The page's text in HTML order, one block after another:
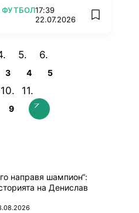
ФУТБОЛ17:39
22.07.2026
add
3 4 5
9
направя шампион“:
на Денислав